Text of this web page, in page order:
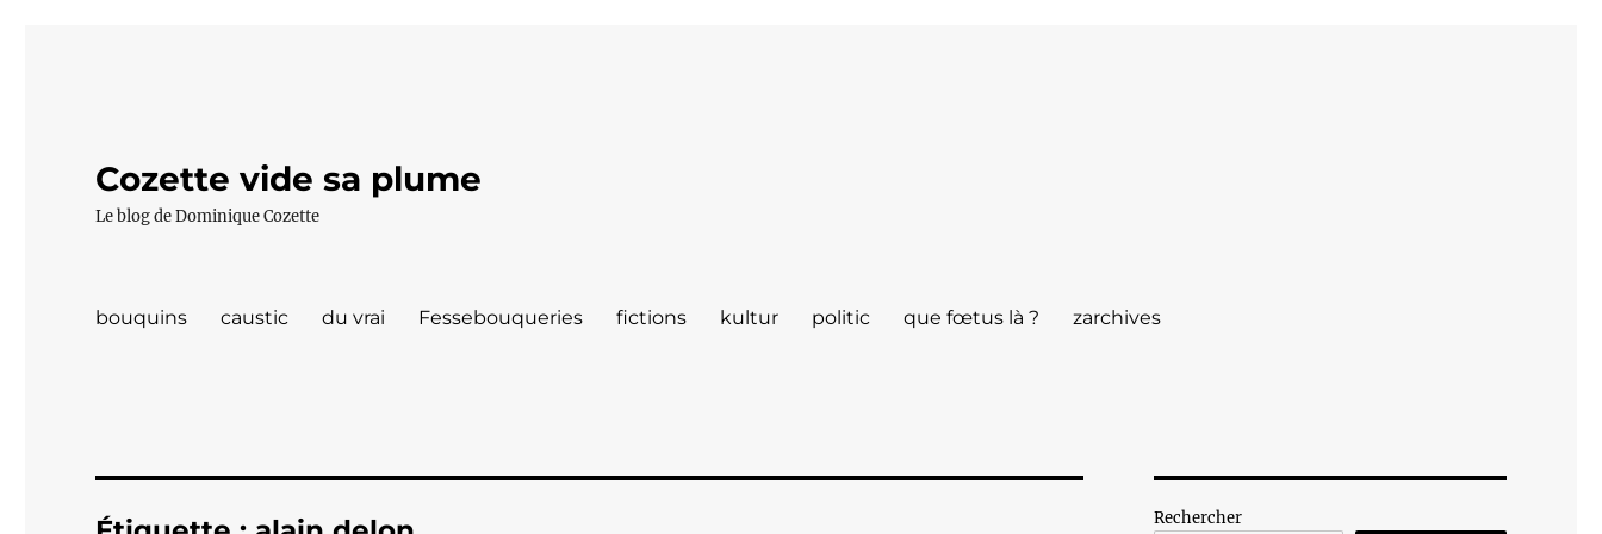
Cozette vide sa plume
Le blog de Dominique Cozette
bouquins caustic du vrai Fessebouqueries fictions kultur politic que fœtus là ? zarchives
Rechercher